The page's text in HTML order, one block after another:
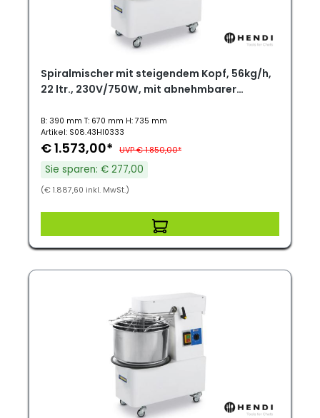
Spiralmischer mit steigendem Kopf, 56kg/h,
22 ltr., 230V/750W, mit abnehmbarer
B: 390 mm T: 670 mm H: 735 mm
Artikel: S08.43HI0333
€ 1.573,00* UVP € 1.850,00*
Sie sparen: € 277,00
(€ 1.887,60 inkl. MwSt.)